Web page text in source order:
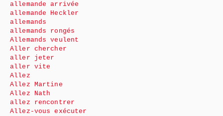
allemande arrivée
allemande Heckler
allemands
allemands rongés
Allemands veulent
Aller chercher
aller jeter
aller vite
Allez
Allez Martine
Allez Nath
allez rencontrer
Allez-vous exécuter